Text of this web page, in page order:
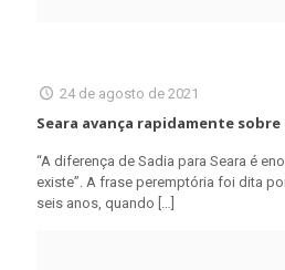
24 de agosto de 2021
Seara avança rapidamente
“A diferença de Sadia para Seara é
existe”. A frase peremptória foi dita
seis anos, quando […]